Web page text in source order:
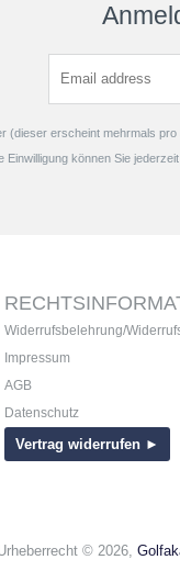
(dieser erscheint mehrmals
Einwilligung können Sie
Widerrufsbelehrung/
Impressum
AGB
Datenschutz
Vertrag widerrufen ►
© 2026,